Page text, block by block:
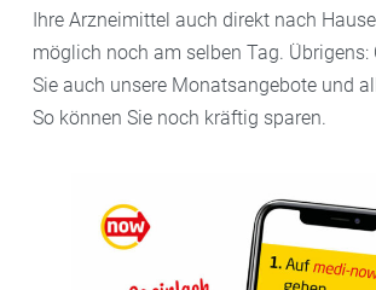
Ihre Arzneimittel auch direkt nach
möglich noch am selben Tag. Übrigens:
Sie auch unsere Monatsangebote und
So können Sie noch kräftig sparen.